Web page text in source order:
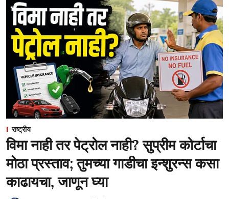
राष्ट्रीय
विमा नाही तर पेट्रोल नाही? सुप्रीम कोर्टाचा
मोठा प्रस्ताव; तुमच्या गाडीचा इन्शुरन्स कसा
काढायचा, जाणून घ्या